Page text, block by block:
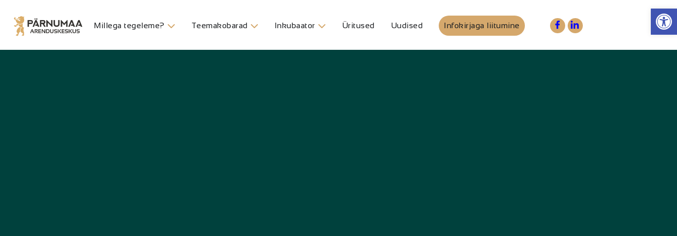
Millega tegeleme? Teemakobarad Inkubaator Üritused Uudised Infokirjaga liitumine